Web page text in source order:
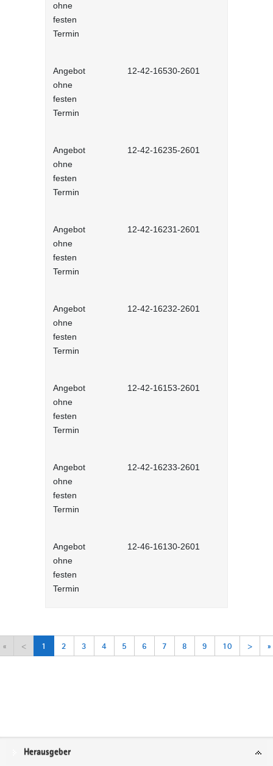
ohne
festen
Termin
Angebot
ohne
festen
Termin
12-42-16530-2601
Angebot
ohne
festen
Termin
12-42-16235-2601
Angebot
ohne
festen
Termin
12-42-16231-2601
Angebot
ohne
festen
Termin
12-42-16232-2601
Angebot
ohne
festen
Termin
12-42-16153-2601
Angebot
ohne
festen
Termin
12-42-16233-2601
Angebot
ohne
festen
Termin
12-46-16130-2601
« < 1 2 3 4 5 6 7 8 9 10 > »
Service
Herausgeber